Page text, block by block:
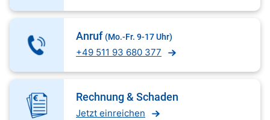
Anruf (Mo.-Fr. 9-17 Uhr)
+49 511 93 680 377
Rechnung & Schaden
Jetzt einreichen